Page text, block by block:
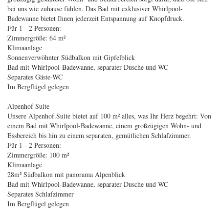
bei uns wie zuhause fühlen. Das Bad mit exklusiver Whirlpool-
Badewanne bietet Ihnen jederzeit Entspannung auf Knopfdruck.
Für 1 - 2 Personen:
Zimmergröße: 64 m²
Klimaanlage
Sonnenverwöhnter Südbalkon mit Gipfelblick
Bad mit Whirlpool-Badewanne, separater Dusche und WC
Separates Gäste-WC
Im Bergflügel gelegen
Alpenhof Suite
Unsere Alpenhof.Suite bietet auf 100 m² alles, was Ihr Herz begehrt: Von
einem Bad mit Whirlpool-Badewanne, einem großzügigen Wohn- und
Essbereich bis hin zu einem separaten, gemütlichen Schlafzimmer.
Für 1 - 2 Personen:
Zimmergröße: 100 m²
Klimaanlage
28m² Südbalkon mit panorama Alpenblick
Bad mit Whirlpool-Badewanne, separater Dusche und WC
Separates Schlafzimmer
Im Bergflügel gelegen